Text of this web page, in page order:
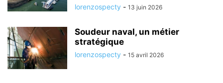
lorenzospecty - 13 juin 2026
Soudeur naval, un métier
stratégique
lorenzospecty - 15 avril 2026